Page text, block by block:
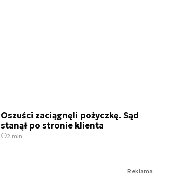
Oszuści zaciągnęli pożyczkę. Sąd
stanął po stronie klienta
2 min.
Reklama